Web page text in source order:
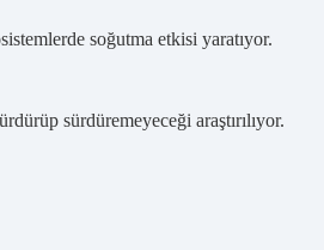
soğutma etkisi yaratıyor.
sürdüremeyeceği araştırılıyor.